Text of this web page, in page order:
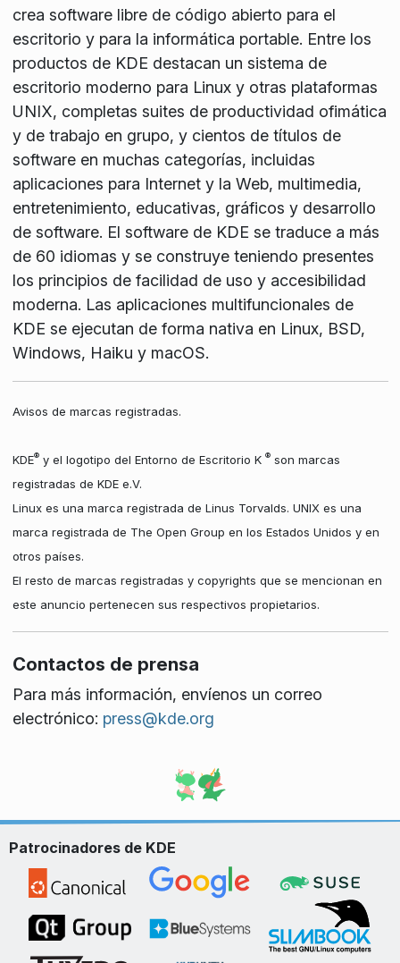
crea software libre de código abierto para el
escritorio y para la informática portable. Entre los
productos de KDE destacan un sistema de
escritorio moderno para Linux y otras plataformas
UNIX, completas suites de productividad ofimática
y de trabajo en grupo, y cientos de títulos de
software en muchas categorías, incluidas
aplicaciones para Internet y la Web, multimedia,
entretenimiento, educativas, gráficos y desarrollo
de software. El software de KDE se traduce a más
de 60 idiomas y se construye teniendo presentes
los principios de facilidad de uso y accesibilidad
moderna. Las aplicaciones multifuncionales de
KDE se ejecutan de forma nativa en Linux, BSD,
Windows, Haiku y macOS.
Avisos de marcas registradas.
KDE®y el logotipo del Entorno de Escritorio K ®son marcas
registradas de KDE e.V.
Linux es una marca registrada de Linus Torvalds. UNIX es una
marca registrada de The Open Group en los Estados Unidos y en
otros países.
El resto de marcas registradas y copyrights que se mencionan en
este anuncio pertenecen sus respectivos propietarios.
Contactos de prensa
Para más información, envíenos un correo
electrónico: press@kde.org
Patrocinadores de KDE